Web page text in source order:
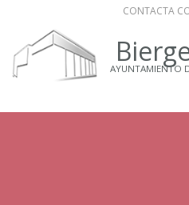
CONTACTA
AYUNTAMIENTO